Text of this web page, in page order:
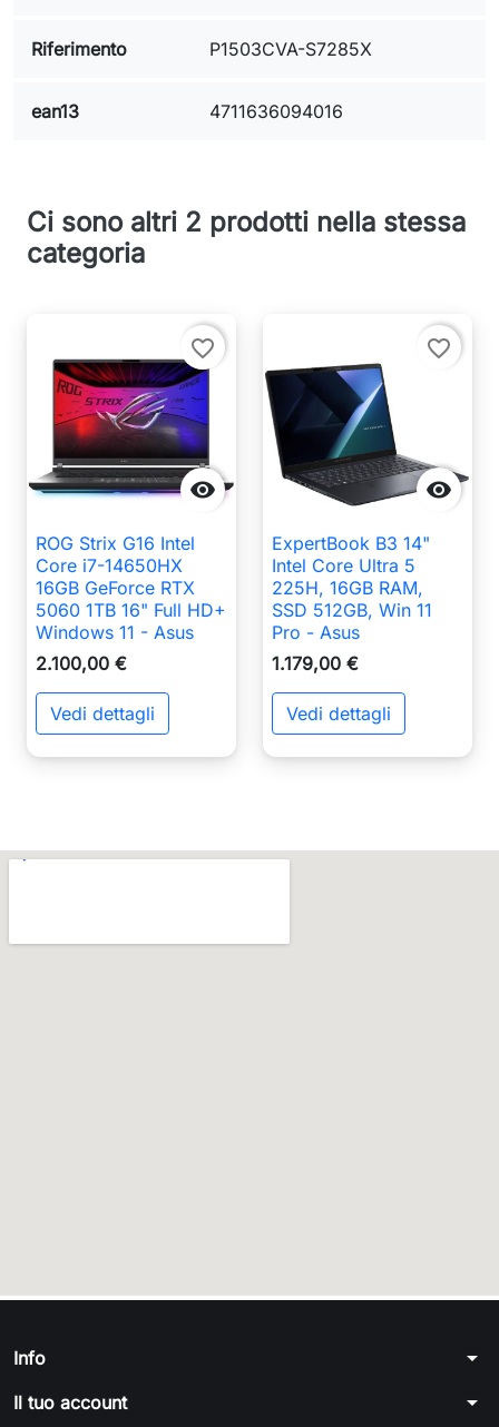
Riferimento P1503CVA-S7285X
ean13 4711636094016
Ci sono altri 2 prodotti nella stessa
categoria

favorite_border
ROG Strix G16 Intel
Core i7-14650HX
16GB GeForce RTX
5060 1TB 16" Full HD+
Windows 11 - Asus
2.100,00 €
Vedi dettagli

favorite_border
ExpertBook B3 14"
Intel Core Ultra 5
225H, 16GB RAM,
SSD 512GB, Win 11
Pro - Asus
1.179,00 €
Vedi dettagli
Info arrow_drop_down
Il tuo account arrow_drop_down